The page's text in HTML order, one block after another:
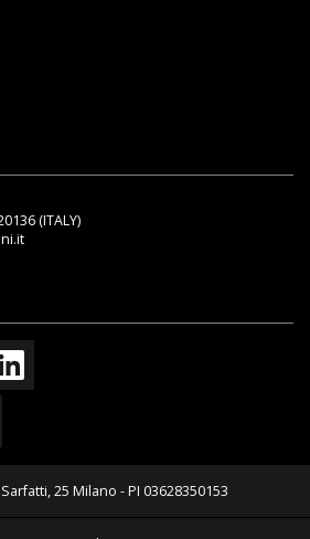
(ITALY)
25 Milano - PI 03628350153